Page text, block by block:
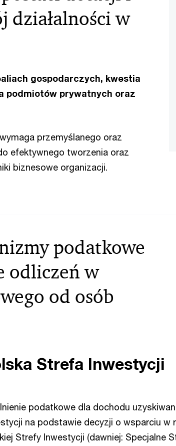
działalności w
gospodarczych, kwestia
podmiotów prywatnych oraz
przemyślanego oraz
efektywnego tworzenia oraz
biznesowe organizacji.
podatkowe
odliczeń w
od osób
Strefa Inwestycji
podatkowe dla dochodu
na podstawie decyzji o wsparciu w
Strefy Inwestycji (dawniej: Specjalne